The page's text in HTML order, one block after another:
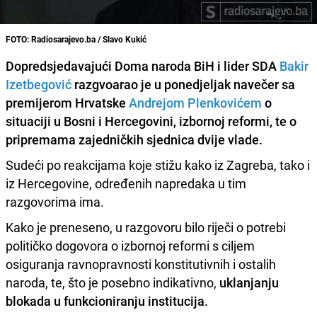
FOTO: Radiosarajevo.ba / Slavo Kukić
Dopredsjedavajući Doma naroda BiH i lider SDA Bakir
Izetbegović razgvoarao je u ponedjeljak navečer sa
premijerom Hrvatske Andrejom Plenkovićem o
situaciji u Bosni i Hercegovini, izbornoj reformi, te o
pripremama zajedničkih sjednica dvije vlade.
Sudeći po reakcijama koje stižu kako iz Zagreba, tako i
iz Hercegovine, određenih napredaka u tim
razgovorima ima.
Kako je preneseno, u razgovoru bilo riječi o potrebi
političko dogovora o izbornoj reformi s ciljem
osiguranja ravnopravnosti konstitutivnih i ostalih
naroda, te, što je posebno indikativno, uklanjanju
blokada u funkcioniranju institucija.